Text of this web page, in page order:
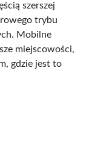
szerszej
trybu
Mobilne
miejscowości,
gdzie jest to